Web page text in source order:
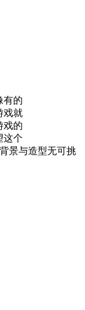
有的
戏就
戏的
这个
景与造型无可挑